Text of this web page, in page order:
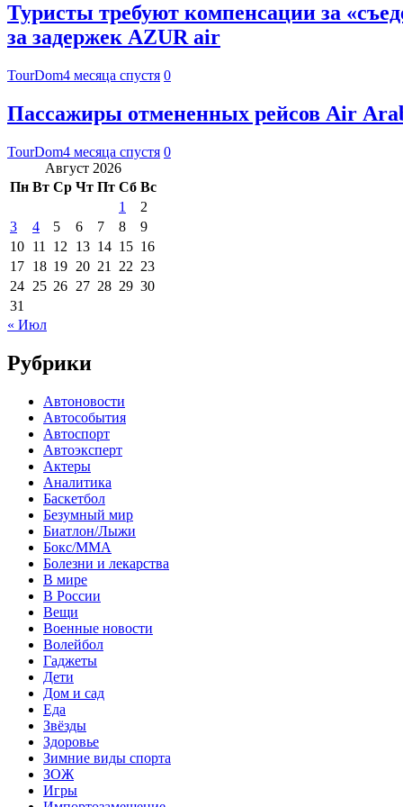
Туристы требуют компенсации за
за задержек AZUR air
TourDom4 месяца спустя 0
Пассажиры отмененных рейсов Air
TourDom4 месяца спустя 0
Август 2026
Пн Вт Ср Чт Пт Сб Вс
1
2
3
4 5 6 7 8
9
10 11 12 13 14 15 16
17 18 19 20 21 22 23
24 25 26 27 28 29 30
31
« Июл
Рубрики
Автоновости
Автособытия
Автоспорт
Автоэксперт
Актеры
Аналитика
Баскетбол
Безумный мир
Биатлон/Лыжи
Бокс/MMA
Болезни и лекарства
В мире
В России
Вещи
Военные новости
Волейбол
Гаджеты
Дети
Дом и сад
Еда
Звёзды
Здоровье
Зимние виды спорта
ЗОЖ
Игры